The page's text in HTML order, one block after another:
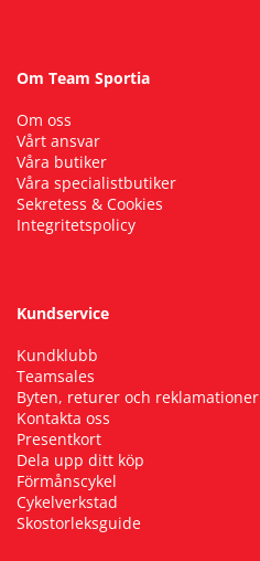
Om Team Sportia
Om oss
Vårt ansvar
Våra butiker
Våra specialistbutiker
Sekretess & Cookies
Integritetspolicy
Kundservice
Kundklubb
Teamsales
Byten, returer och reklamationer
Kontakta oss
Presentkort
Dela upp ditt köp
Förmånscykel
Cykelverkstad
Skostorleksguide